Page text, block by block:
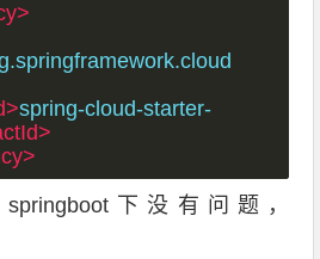
spring-cloud-starter-
下没有问题，